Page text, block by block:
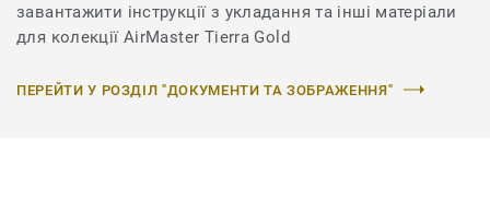
завантажити інструкції з укладання та інші матеріали
для колекції AirMaster Tierra Gold
ПЕРЕЙТИ У РОЗДІЛ "ДОКУМЕНТИ ТА ЗОБРАЖЕННЯ"